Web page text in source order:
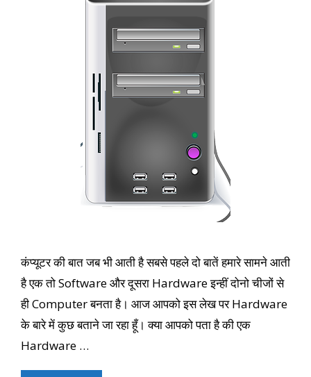
कंप्यूटर की बात जब भी आती है सबसे पहले दो बातें हमारे सामने आती
है एक तो Software और दूसरा Hardware इन्हीं दोनो चीजों से
ही Computer बनता है। आज आपको इस लेख पर Hardware
के बारे में कुछ बताने जा रहा हूँ। क्या आपको पता है की एक
Hardware …